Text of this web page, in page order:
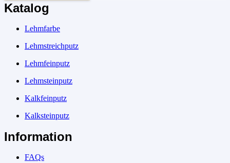
Katalog
Lehmfarbe
Lehmstreichputz
Lehmfeinputz
Lehmsteinputz
Kalkfeinputz
Kalksteinputz
Information
FAQs